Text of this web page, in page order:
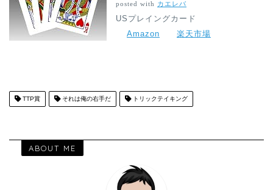
posted with カエレバ
USプレイングカード
Amazon
楽天市場
TTP賞 それは俺の右手だ トリックテイキング
ABOUT ME